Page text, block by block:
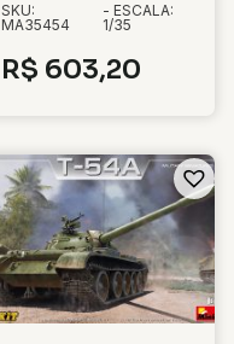
SKU:
MA35454
- ESCALA:
1/35
R$ 603,20